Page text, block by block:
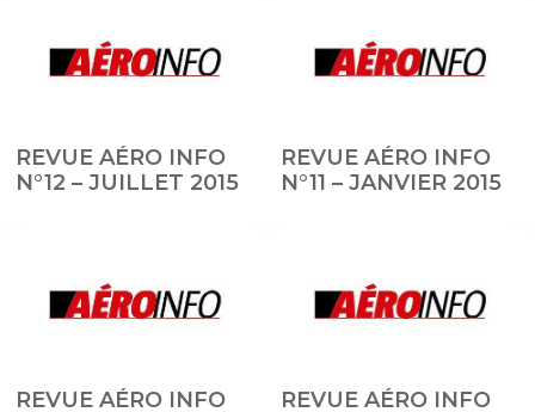
REVUE AÉRO INFO
N°12 – JUILLET 2015
REVUE AÉRO INFO
N°11 – JANVIER 2015
REVUE AÉRO INFO
REVUE AÉRO INFO